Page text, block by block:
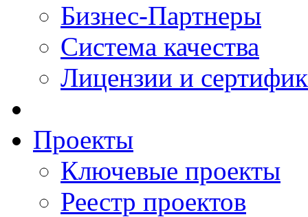
Бизнес-Партнеры
Система качества
Лицензии и
Проекты
Ключевые проекты
Реестр проектов